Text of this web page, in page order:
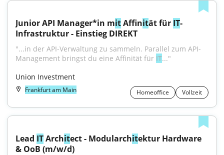
Junior API Manager*in mit Affinität für IT-
Infrastruktur - Einstieg DIREKT
"...in der API-Verwaltung zu sammeln. Parallel zum API-
Management bringst du eine Affinität für IT..."
Union Investment
Frankfurt am Main Homeoffice Vollzeit
Lead IT Architect - Modularchitektur Hardware
& OoB (m/w/d)